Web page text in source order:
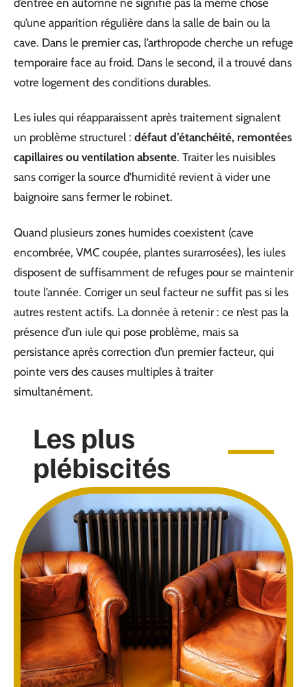
qu’une apparition régulière dans la salle de bain ou la
cave. Dans le premier cas, l’arthropode cherche un refuge
temporaire face au froid. Dans le second, il a trouvé dans
votre logement des conditions durables.
Les iules qui réapparaissent après traitement signalent
un problème structurel : défaut d’étanchéité, remontées
capillaires ou ventilation absente. Traiter les nuisibles
sans corriger la source d’humidité revient à vider une
baignoire sans fermer le robinet.
Quand plusieurs zones humides coexistent (cave
encombrée, VMC coupée, plantes surarrosées), les iules
disposent de suffisamment de refuges pour se maintenir
toute l’année. Corriger un seul facteur ne suffit pas si les
autres restent actifs. La donnée à retenir : ce n’est pas la
présence d’un iule qui pose problème, mais sa
persistance après correction d’un premier facteur, qui
pointe vers des causes multiples à traiter
simultanément.
Les plus
plébiscités